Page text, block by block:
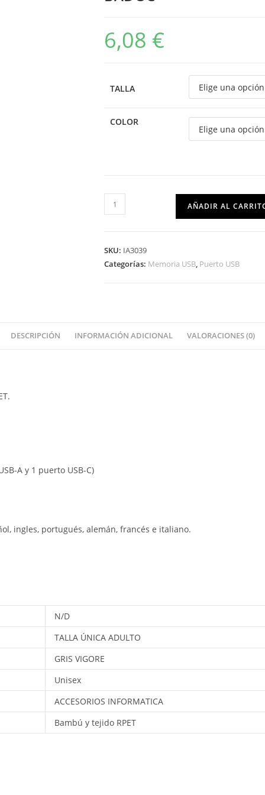
6,08 €
TALLA
COLOR
AÑADIR AL
SKU: IA3039
Categorías: Memoria USB, Puerto USB
DESCRIPCIÓN INFORMACIÓN ADICIONAL VALORACIONES (0)
A y 1 puerto USB-C)
ingles, portugués, alemán, francés e italiano.
N/D
TALLA ÚNICA ADULTO
GRIS VIGORE
Unisex
ACCESORIOS INFORMATICA
Bambú y tejido RPET